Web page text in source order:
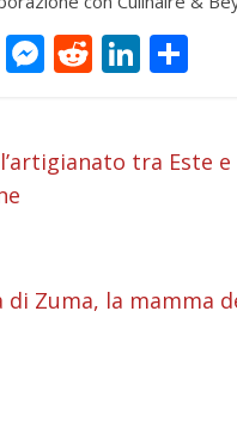
W M
e
er
R
di
Li
e di
tra Este
di Zuma, la mamma